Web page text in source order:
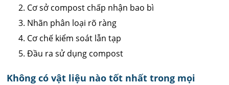
Cơ sở compost chấp nhận bao bì
Nhãn phân loại rõ ràng
Cơ chế kiểm soát lẫn tạp
Đầu ra sử dụng compost
Không có vật liệu nào tốt nhất trong mọi